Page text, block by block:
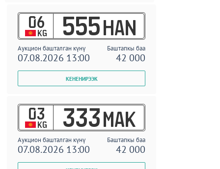
06
KG 555 HAN
Аукцион башталган күнү Баштапкы баа
07.08.2026 13:00 42 000
03
KG 333 MAK
Аукцион башталган күнү Баштапкы баа
07.08.2026 13:00 42 000